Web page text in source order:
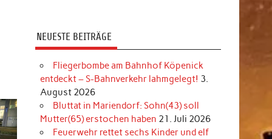
NEUESTE BEITRÄGE
Fliegerbombe am Bahnhof Köpenick
entdeckt – S-Bahnverkehr lahmgelegt! 3.
August 2026
Bluttat in Mariendorf: Sohn(43) soll
Mutter(65) erstochen haben 21. Juli 2026
Feuerwehr rettet sechs Kinder und elf